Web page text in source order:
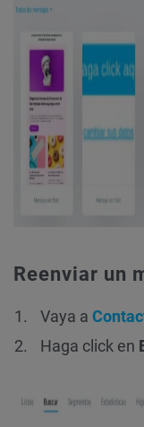
Reenviar un
Vaya a
Haga click en